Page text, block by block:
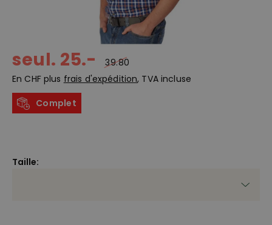
seul. 25.-
39.80
En CHF plus frais d'expédition, TVA incluse
Complet
Taille: